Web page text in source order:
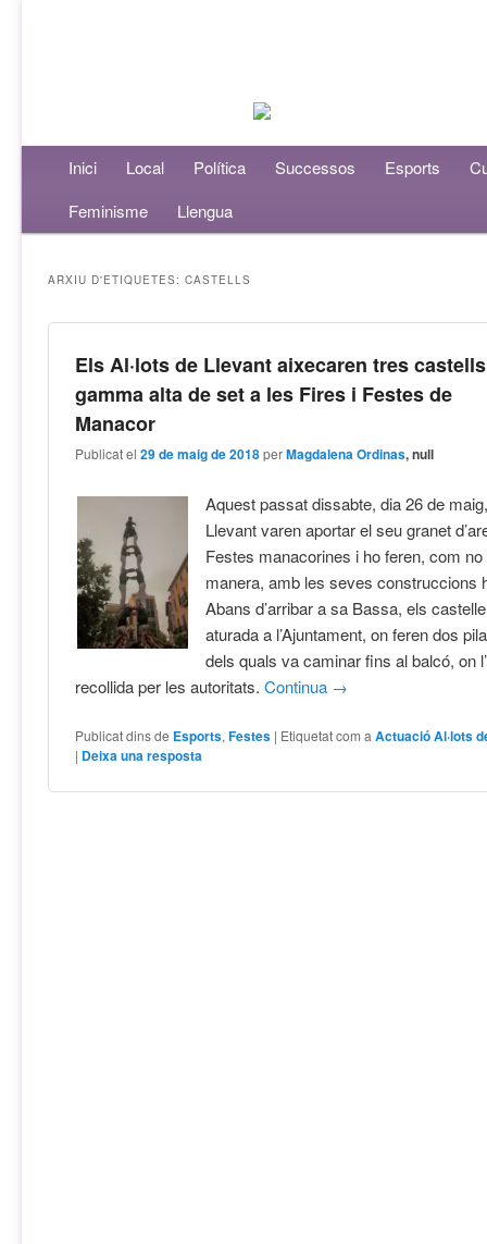
Menú principalAneu al contingut principal
Aneu al contingut secundari
Inici Local Política Successos Esports
Feminisme
Llengua
ARXIU D'ETIQUETES:CASTELLS
Els Al·lots de Llevant aixecaren tres
gamma alta de set a les Fires i Festes de
Manacor
Publicat el29 de maig de 2018 perMagdalena Ordinas, null
Aquest passat dissabte, dia 26 de
Llevant varen aportar el seu granet
Festes manacorines i ho feren, com no
manera, amb les seves construccions
Abans d’arribar a sa Bassa, els
aturada a l’Ajuntament, on feren dos
dels quals va caminar fins al balcó, on
recollida per les autoritats.Continua →
Publicat dins de Esports,Festes | Etiquetat com a Actuació Al·lots
| Deixa una resposta